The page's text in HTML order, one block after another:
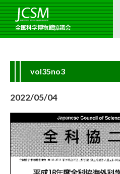
全国科学博物館協議会
vol35no3
2022/05/04